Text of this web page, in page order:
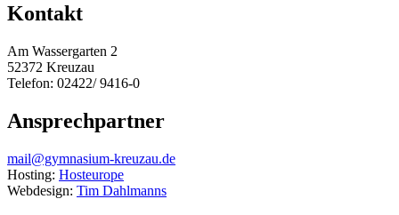
Kontakt
Am Wassergarten 2
52372 Kreuzau
Telefon: 02422/ 9416-0
Ansprechpartner
mail@gymnasium-kreuzau.de
Hosting: Hosteurope
Webdesign: Tim Dahlmanns